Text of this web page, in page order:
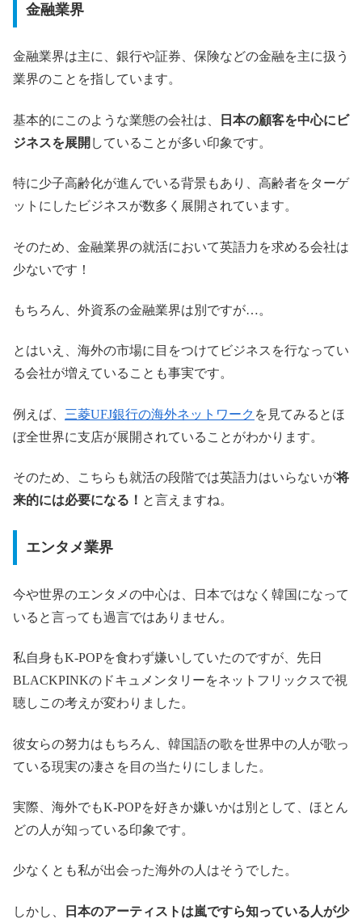
金融業界
金融業界は主に、銀行や証券、保険などの金融を主に扱う
業界のことを指しています。
基本的にこのような業態の会社は、
日本の顧客を中心にビ
ジネスを展開 していることが多い印象です。
特に少子高齢化が進んでいる背景もあり、高齢者をターゲ
ットにしたビジネスが数多く展開されています。
そのため、金融業界の就活において英語力を求める会社は
少ないです！
もちろん、外資系の金融業界は別ですが…。
とはいえ、海外の市場に目をつけてビジネスを行なってい
る会社が増えていることも事実です。
例えば、 三菱UFJ銀行の海外ネットワーク を見てみるとほ
ぼ全世界に支店が展開されていることがわかります。
そのため、こちらも就活の段階では英語力はいらないが将
来的には必要になる！ と言えますね。
エンタメ業界
今や世界のエンタメの中心は、日本ではなく韓国になって
いると言っても過言ではありません。
私自身もK-POPを食わず嫌いしていたのですが、先日
BLACKPINKのドキュメンタリーをネットフリックスで視
聴しこの考えが変わりました。
彼女らの努力はもちろん、韓国語の歌を世界中の人が歌っ
ている現実の凄さを目の当たりにしました。
実際、海外でもK-POPを好きか嫌いかは別として、ほとん
どの人が知っている印象です。
少なくとも私が出会った海外の人はそうでした。
しかし、 日本のアーティストは嵐ですら知っている人が少